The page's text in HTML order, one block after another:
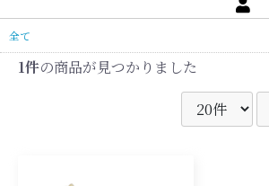
全て
1件の商品が見つかりました